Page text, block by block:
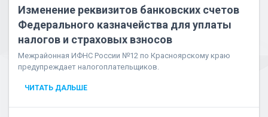
Изменение реквизитов банковских счетов
Федерального казначейства для уплаты
налогов и страховых взносов
Межрайонная ИФНС России №12 по Красноярскому краю
предупреждает налогоплательщиков.
ЧИТАТЬ ДАЛЬШЕ